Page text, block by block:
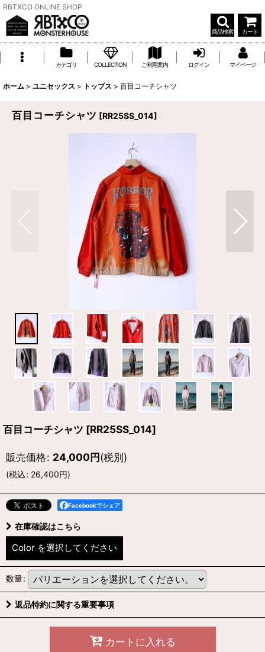
RBTXCO ONLINE SHOP
商品検索 カート
カテゴリ COLLECTION ご利用案内 ログイン マイページ
ホーム > ユニセックス > トップス > 百目コーチシャツ
百目コーチシャツ [RR25SS_014]
百目コーチシャツ [RR25SS_014]
販売価格: 24,000円(税別)
(税込: 26,400円)
Facebookでシェア
在庫確認はこちら
Color を選択してください
数量:
返品特約に関する重要事項
カートに入れる